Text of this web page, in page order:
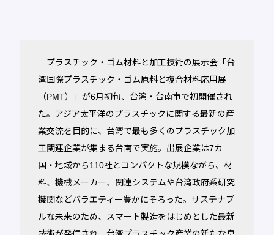
プラスチック・ゴム材料と加工技術の展示会「台
湾国際プラスチック・ゴム原料と複合材料応用展
（PMT）」が6月初旬、台湾・台南市で初開催され
た。アジア太平洋のプラスチックに関する最新の産
業交流を目的に、台湾で最も多くのプラスチック加
工関連企業が集まる台南で実施。出展企業は7カ
国・地域から110社とコンパクトな規模ながら、材
料、機械メーカー、関連システムや台湾政府系研究
機関などバラエティー豊かにそろった。サステナブ
ルな未来のため、スマート製造をはじめとした最新